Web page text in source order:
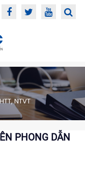
NTVT
PHONG DẪN